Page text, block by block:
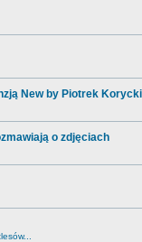
New by Piotrek Korycki
o zdjęciach